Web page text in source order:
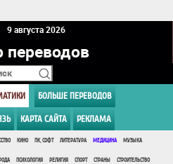
9 августа 2026
переводов
БОЛЬШЕ ПЕРЕВОДОВ
КАРТА САЙТА РЕКЛАМА
КИНО ПК, СОФТ ЛИТЕРАТУРА МЕДИЦИНА МУЗЫКА
ПСИХОЛОГИЯ РЕЛИГИЯ СПОРТ СТРАНЫ СТРОИТЕЛЬСТВО